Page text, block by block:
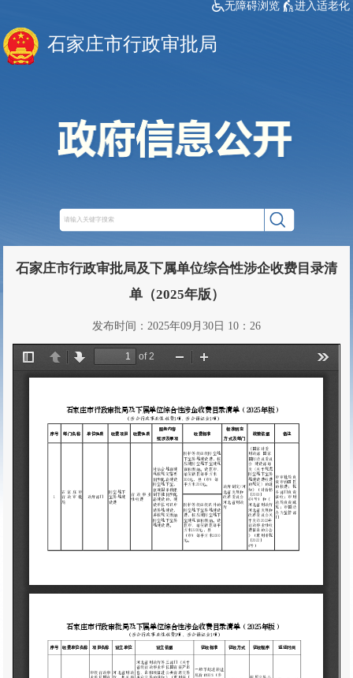
无障碍浏览 进入适老化
石家庄市行政审批局
石家庄市行政审批局及下属单位综合性涉企收费目录清
单（2025年版）
发布时间：2025年09月30日 10：26